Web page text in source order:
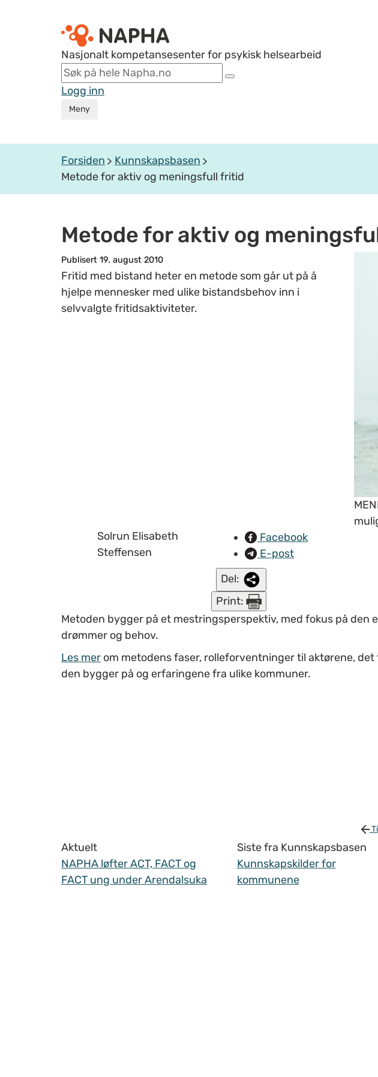
Nasjonalt kompetansesenter for psykisk helsearbeid
Logg inn
Meny
Forsiden
Kunnskapsbasen
Metode for aktiv og meningsfull fritid
Metode for aktiv og
Publisert 19. august 2010
Fritid med bistand heter en metode som går ut på å
hjelpe mennesker med ulike bistandsbehov inn i
selvvalgte fritidsaktiviteter.
Solrun Elisabeth
Steffensen
Facebook
E-post
Del:
Print:
Metoden bygger på et mestringsperspektiv, med fokus på den
drømmer og behov.
Les mer om metodens faser, rolleforventninger til aktørene,
den bygger på og erfaringene fra ulike kommuner.
Aktuelt
NAPHA løfter ACT, FACT og
FACT ung under Arendalsuka
Siste fra Kunnskapsbasen
Kunnskapskilder for
kommunene